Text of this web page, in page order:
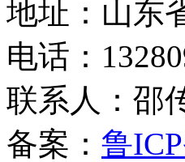
地址：山东
电话：
联系人：邵
备案： 鲁